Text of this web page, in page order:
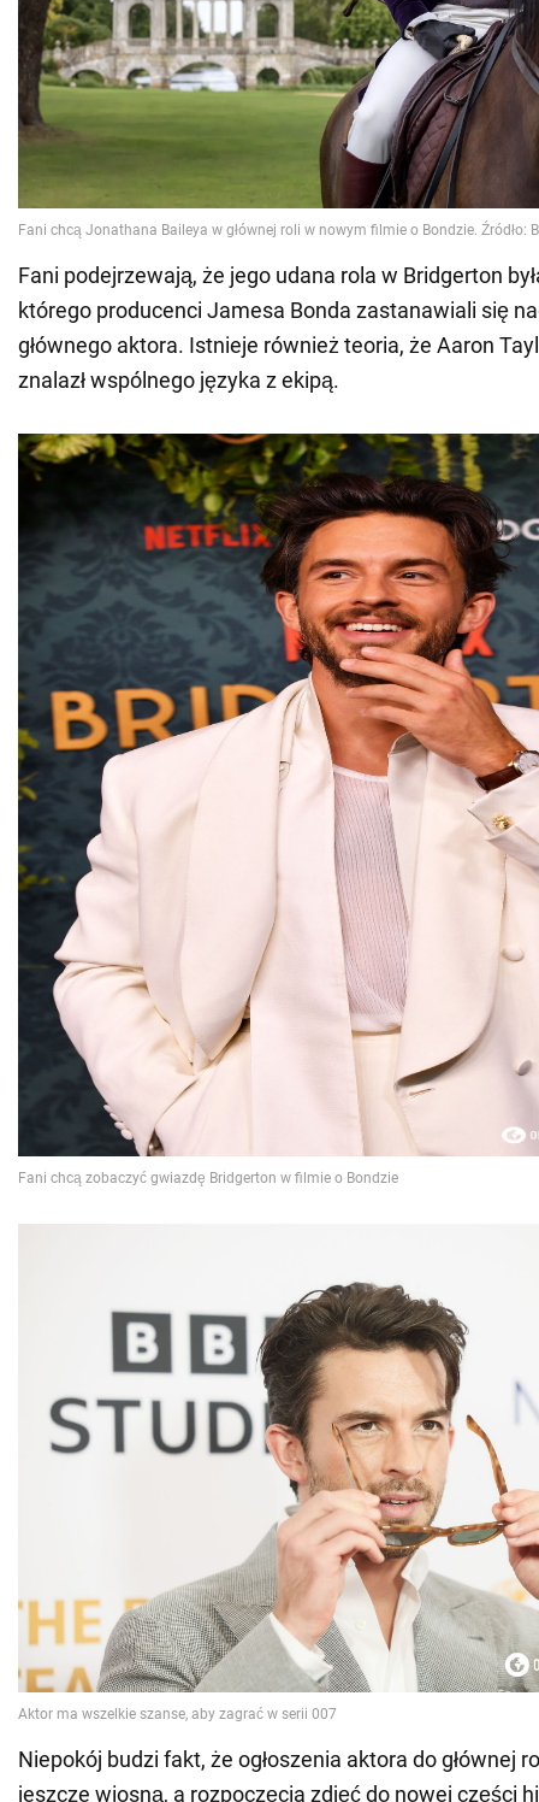
Fani podejrzewają, że jego udana rola w Bridgerton
którego producenci Jamesa Bonda zastanawiali się
głównego aktora. Istnieje również teoria, że Aaron
znalazł wspólnego języka z ekipą.
Niepokój budzi fakt, że ogłoszenia aktora do głównej
jeszcze wiosną, a rozpoczęcia zdjęć do nowej części